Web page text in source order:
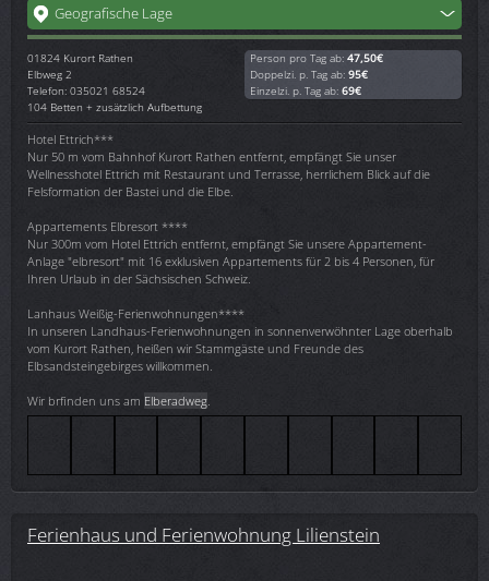
Geografische Lage
01824 Kurort Rathen
Elbweg 2
Telefon: 035021 68524
104 Betten + zusätzlich Aufbettung
Person pro Tag ab: 47,50€
Doppelzi. p. Tag ab: 95€
Einzelzi. p. Tag ab: 69€
Hotel Ettrich***
Nur 50 m vom Bahnhof Kurort Rathen entfernt, empfängt Sie unser
Wellnesshotel Ettrich mit Restaurant und Terrasse, herrlichem Blick auf die
Felsformation der Bastei und die Elbe.
Appartements Elbresort ****
Nur 300m vom Hotel Ettrich entfernt, empfängt Sie unsere Appartement-
Anlage "elbresort" mit 16 exklusiven Appartements für 2 bis 4 Personen, für
Ihren Urlaub in der Sächsischen Schweiz.
Lanhaus Weißig-Ferienwohnungen****
In unseren Landhaus-Ferienwohnungen in sonnenverwöhnter Lage oberhalb
vom Kurort Rathen, heißen wir Stammgäste und Freunde des
Elbsandsteingebirges willkommen.
Wir brfinden uns am Elberadweg
Ferienhaus und Ferienwohnung Lilienstein